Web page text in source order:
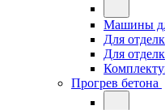
Машины
Для
Для
Прогрев бетона